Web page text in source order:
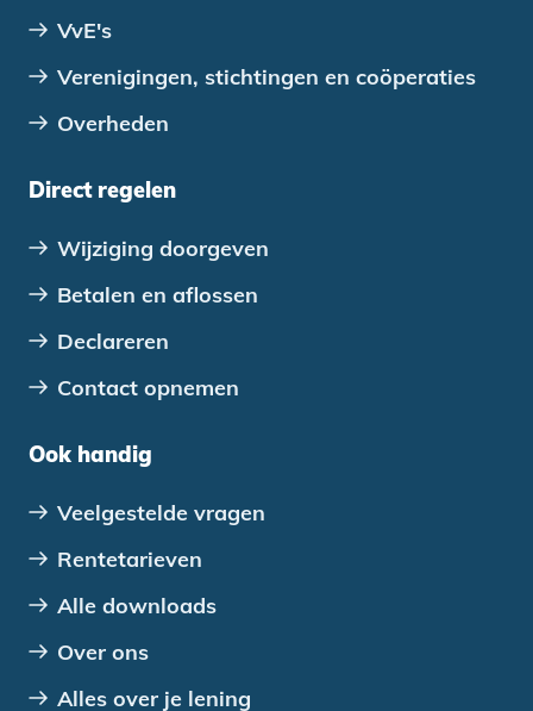
VvE's
Verenigingen, stichtingen en coöperaties
Overheden
Direct regelen
Wijziging doorgeven
Betalen en aflossen
Declareren
Contact opnemen
Ook handig
Veelgestelde vragen
Rentetarieven
Alle downloads
Over ons
Alles over je lening